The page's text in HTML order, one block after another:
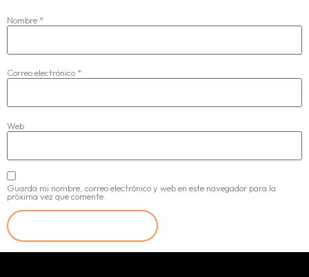
Nombre *
Correo electrónico *
Web
Guarda mi nombre, correo electrónico y web en este navegador para la
próxima vez que comente.